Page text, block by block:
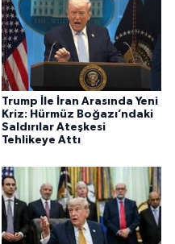
Trump İle İran Arasında Yeni
Kriz: Hürmüz Boğazı’ndaki
Saldırılar Ateşkesi
Tehlikeye Attı